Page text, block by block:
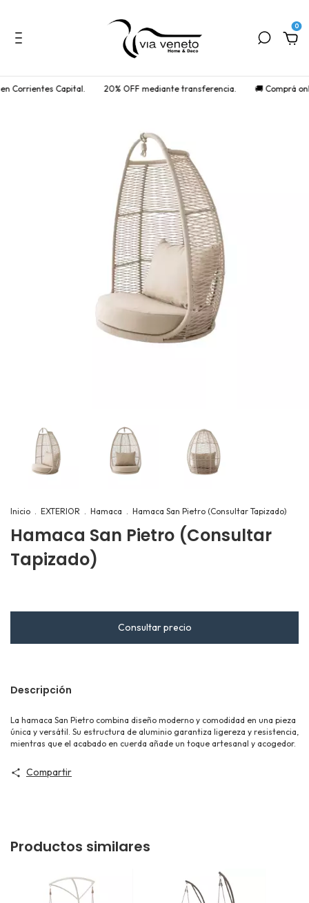
0
Corrientes Capital. 20% OFF mediante transferencia. 🚚 Comprá
Inicio . EXTERIOR . Hamaca . Hamaca San Pietro (Consultar Tapizado)
Hamaca San Pietro (Consultar
Tapizado)
Descripción
La hamaca San Pietro combina diseño moderno y comodidad en una pieza
única y versátil. Su estructura de aluminio garantiza ligereza y resistencia,
mientras que el acabado en cuerda añade un toque artesanal y acogedor.
Compartir
Productos similares